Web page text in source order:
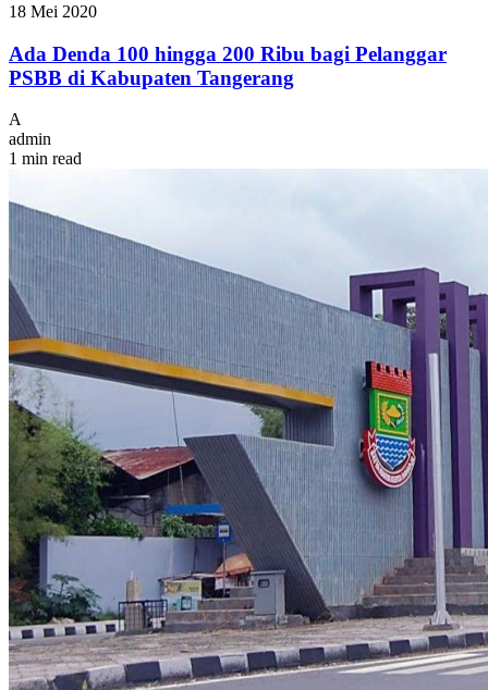
18 Mei 2020
Ada Denda 100 hingga 200 Ribu bagi Pelanggar
PSBB di Kabupaten Tangerang
A
admin
1 min read